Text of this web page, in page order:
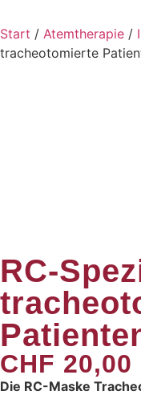
Start / Atemtherapie /
tracheotomierte
RC-
CHF 20,00
Die RC-Maske